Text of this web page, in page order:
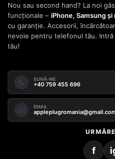
Nou sau second hand? La noi
funcționale – iPhone, Samsung
cu garanție. Accesorii,
nevoie pentru telefonul tău.
tău!
📞 SUNĂ-NE
+40 759 455 696
✉️ EMAIL
f